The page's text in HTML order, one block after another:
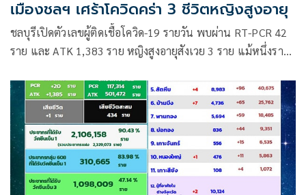
เมืองชลฯ เศร้าโควิดคร่า 3 ชีวิตหญิงสูงอายุ
ชลบุรีเปิดตัวเลขผู้ติดเชื้อโควิด-19 รายวัน พบผ่าน RT-PCR 42
ราย และ ATK 1,383 ราย หญิงสูงอายุสังเวย 3 ราย แม้หนึ่งราย